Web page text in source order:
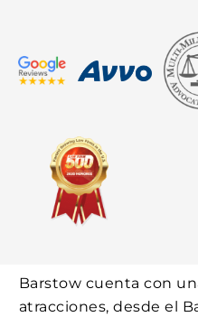
Barstow cuenta con
atracciones, desde el